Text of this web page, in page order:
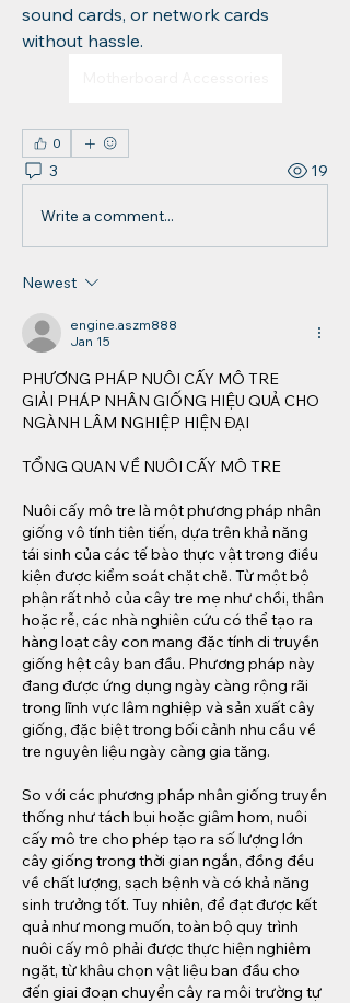
sound cards, or network cards
without hassle.
0
3 19
Write a comment...
Newest
engine.aszm888
Jan 15
PHƯƠNG PHÁP NUÔI CẤY MÔ TRE
GIẢI PHÁP NHÂN GIỐNG HIỆU QUẢ CHO
NGÀNH LÂM NGHIỆP HIỆN ĐẠI
TỔNG QUAN VỀ NUÔI CẤY MÔ TRE
Nuôi cấy mô tre là một phương pháp nhân
giống vô tính tiên tiến, dựa trên khả năng
tái sinh của các tế bào thực vật trong điều
kiện được kiểm soát chặt chẽ. Từ một bộ
phận rất nhỏ của cây tre mẹ như chồi, thân
hoặc rễ, các nhà nghiên cứu có thể tạo ra
hàng loạt cây con mang đặc tính di truyền
giống hệt cây ban đầu. Phương pháp này
đang được ứng dụng ngày càng rộng rãi
trong lĩnh vực lâm nghiệp và sản xuất cây
giống, đặc biệt trong bối cảnh nhu cầu về
tre nguyên liệu ngày càng gia tăng.
So với các phương pháp nhân giống truyền
thống như tách bụi hoặc giâm hom, nuôi
cấy mô tre cho phép tạo ra số lượng lớn
cây giống trong thời gian ngắn, đồng đều
về chất lượng, sạch bệnh và có khả năng
sinh trưởng tốt. Tuy nhiên, để đạt được kết
quả như mong muốn, toàn bộ quy trình
nuôi cấy mô phải được thực hiện nghiêm
ngặt, từ khâu chọn vật liệu ban đầu cho
đến giai đoạn chuyển cây ra môi trường tự